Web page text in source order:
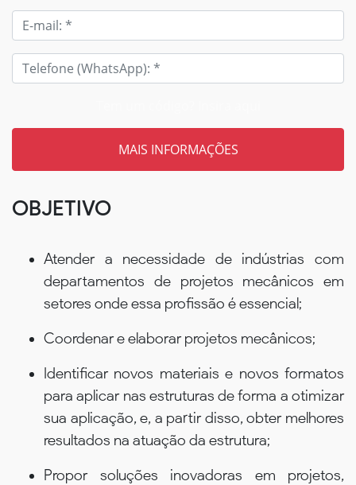
OBJETIVO
Atender a necessidade de indústrias com
departamentos de projetos mecânicos em
setores onde essa profissão é essencial;
Coordenar e elaborar projetos mecânicos;
Identificar novos materiais e novos formatos
para aplicar nas estruturas de forma a otimizar
sua aplicação, e, a partir disso, obter melhores
resultados na atuação da estrutura;
Propor soluções inovadoras em projetos,